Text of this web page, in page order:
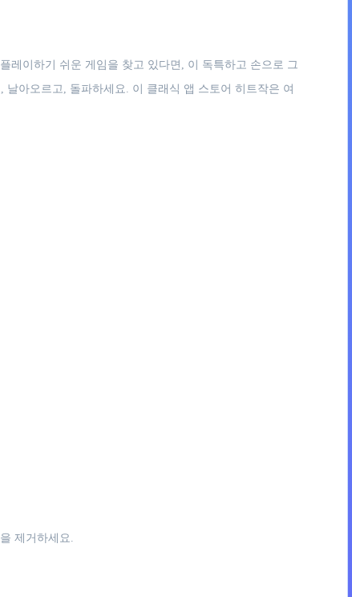
레이하기 쉬운 게임을 찾고 있다면, 이 독특하고 손으로 그
아오르고, 돌파하세요. 이 클래식 앱 스토어 히트작은 여
제거하세요.